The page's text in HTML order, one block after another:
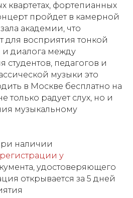
квартетах, фортепианных
пройдет в камерной
академии, что
для восприятия тонкой
диалога между
студентов, педагогов и
музыки это
в Москве бесплатно на
только радует слух, но и
музыкальному
наличии
регистрации у
удостоверяющего
открывается за 5 дней